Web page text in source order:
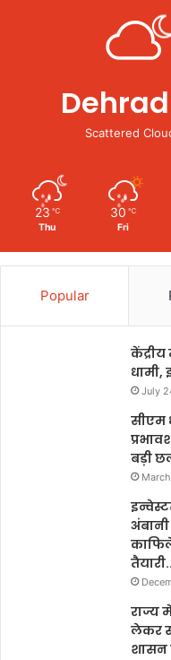
Scattered
23 ℃
Thu
30 ℃
Fri
Popular
धामी,
July
सीएम
बड़ी
तैयारी..
राज्य
लेकर
शासन